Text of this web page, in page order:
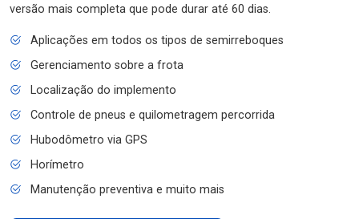
versão mais completa que pode durar até 60 dias.
Aplicações em todos os tipos de semirreboques
Gerenciamento sobre a frota
Localização do implemento
Controle de pneus e quilometragem percorrida
Hubodômetro via GPS
Horímetro
Manutenção preventiva e muito mais